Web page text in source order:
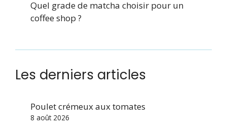
Quel grade de matcha choisir pour un
coffee shop ?
Les derniers articles
Poulet crémeux aux tomates
8 août 2026